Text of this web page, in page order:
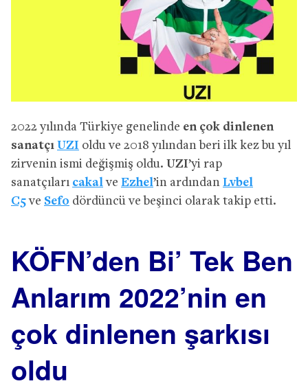
2022 yılında Türkiye genelinde en çok dinlenen
sanatçı UZI oldu ve 2018 yılından beri ilk kez bu yıl
zirvenin ismi değişmiş oldu. UZI’yi rap
sanatçıları cakalve Ezhel’in ardından Lvbel
C5ve Sefo dördüncü ve beşinci olarak takip etti.
KÖFN’den Bi’ Tek Ben
Anlarım 2022’nin en
çok dinlenen şarkısı
oldu